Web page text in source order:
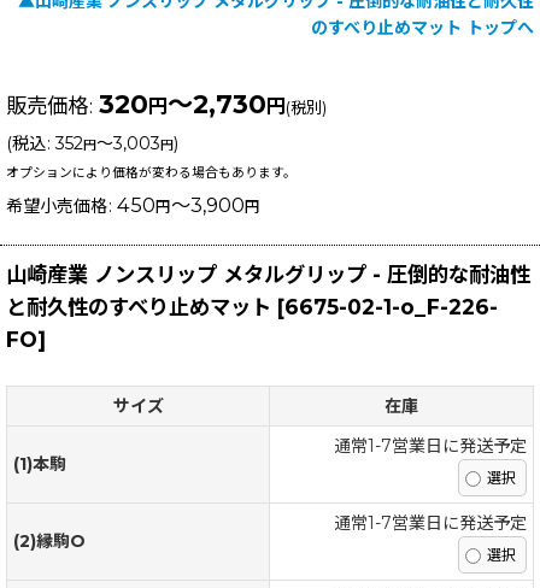
のすべり止めマット トップへ
販売価格: 320 円 ～2,730 円 (税別)
(税込: 352円～3,003 円)
オプションにより価格が変わる場合もあります。
希望小売価格: 450 円 ～3,900 円
山崎産業 ノンスリップ メタルグリップ - 圧倒的な耐油性
と耐久性のすべり止めマット [6675-02-1-o_F-226-
FO]
サイズ 在庫
(1)本駒
通常1-7営業日に発送予定
(2)縁駒O
通常1-7営業日に発送予定